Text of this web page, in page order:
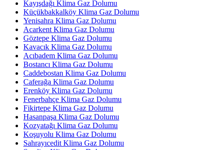
Kayışdağı Klima Gaz Dolumu
Küçükbakkalköy Klima Gaz Dolumu
Yenisahra Klima Gaz Dolumu
Acarkent Klima Gaz Dolumu
Göztepe Klima Gaz Dolumu
Kavacık Klima Gaz Dolumu
Acıbadem Klima Gaz Dolumu
Bostancı Klima Gaz Dolumu
Caddebostan Klima Gaz Dolumu
Caferağa Klima Gaz Dolumu
Erenköy Klima Gaz Dolumu
Fenerbahçe Klima Gaz Dolumu
Fikirtepe Klima Gaz Dolumu
Hasanpaşa Klima Gaz Dolumu
Kozyatağı Klima Gaz Dolumu
Koşuyolu Klima Gaz Dolumu
Sahrayıcedit Klima Gaz Dolumu